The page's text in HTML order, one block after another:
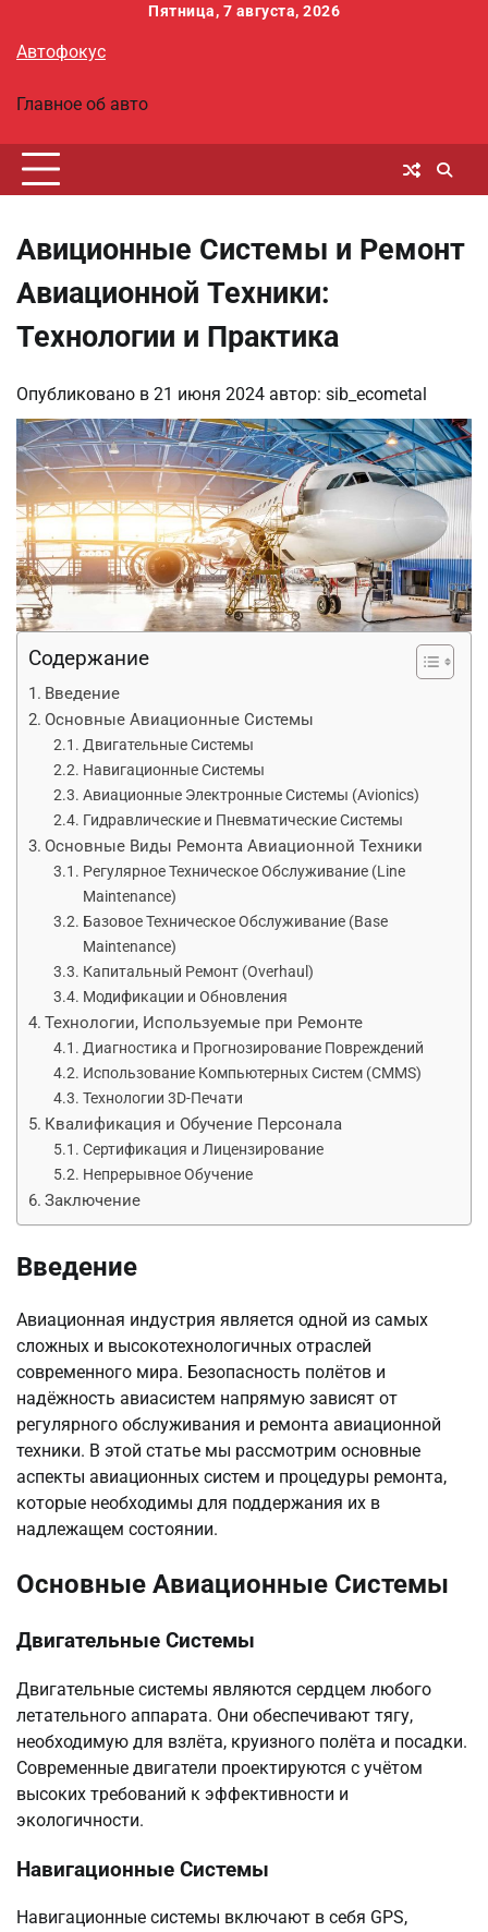
содержимому
Пятница, 7 августа, 2026
Автофокус
Главное об авто
Авиционные Системы и Ремонт
Авиационной Техники:
Технологии и Практика
Опубликовано в 21 июня 2024 автор: sib_ecometal
Содержание
Введение
Основные Авиационные Системы
Двигательные Системы
Навигационные Системы
Авиационные Электронные Системы (Avionics)
Гидравлические и Пневматические Системы
Основные Виды Ремонта Авиационной Техники
Регулярное Техническое Обслуживание (Line
Maintenance)
Базовое Техническое Обслуживание (Base
Maintenance)
Капитальный Ремонт (Overhaul)
Модификации и Обновления
Технологии, Используемые при Ремонте
Диагностика и Прогнозирование Повреждений
Использование Компьютерных Систем (CMMS)
Технологии 3D-Печати
Квалификация и Обучение Персонала
Сертификация и Лицензирование
Непрерывное Обучение
Заключение
Введение
Авиационная индустрия является одной из самых
сложных и высокотехнологичных отраслей
современного мира. Безопасность полётов и
надёжность авиасистем напрямую зависят от
регулярного обслуживания и ремонта авиационной
техники. В этой статье мы рассмотрим основные
аспекты авиационных систем и процедуры ремонта,
которые необходимы для поддержания их в
надлежащем состоянии.
Основные Авиационные Системы
Двигательные Системы
Двигательные системы являются сердцем любого
летательного аппарата. Они обеспечивают тягу,
необходимую для взлёта, круизного полёта и посадки.
Современные двигатели проектируются с учётом
высоких требований к эффективности и
экологичности.
Навигационные Системы
Навигационные системы включают в себя GPS,